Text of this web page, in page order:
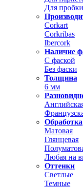
Для пробки
Corkart
Corkribas
Ibercork
Наличие
С фаской
Без фаски
Толщина
6 мм
Обработка
Матовая
Глянцевая
Любая на
Оттенки
Светлые
Темные